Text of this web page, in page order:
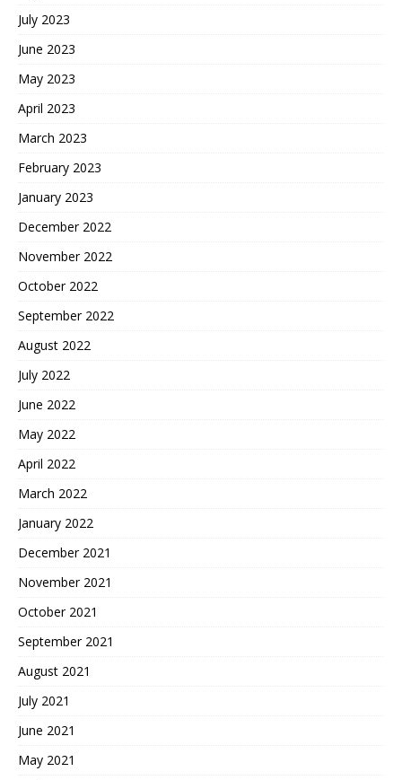
July 2023
June 2023
May 2023
April 2023
March 2023
February 2023
January 2023
December 2022
November 2022
October 2022
September 2022
August 2022
July 2022
June 2022
May 2022
April 2022
March 2022
January 2022
December 2021
November 2021
October 2021
September 2021
August 2021
July 2021
June 2021
May 2021